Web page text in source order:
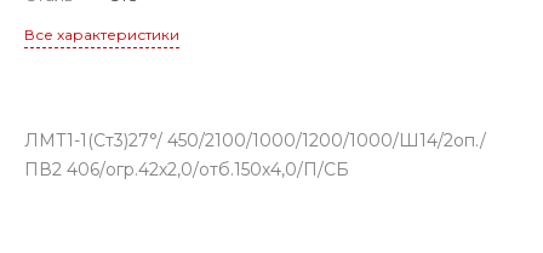
Все характеристики
ЛМТ1-1(Ст3)27°/ 450/2100/1000/1200/1000/Ш14/2оп./
ПВ2 406/огр.42х2,0/отб.150х4,0/П/СБ